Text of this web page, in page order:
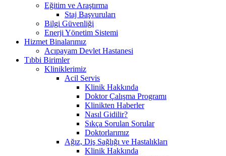
Eğitim ve Araştırma
Staj Başvuruları
Bilgi Güvenliği
Enerji Yönetim Sistemi
Hizmet Binalarımız
Acıpayam Devlet Hastanesi
Tıbbi Birimler
Kliniklerimiz
Acil Servis
Klinik Hakkında
Doktor Çalışma Programı
Klinikten Haberler
Nasıl Gidilir?
Sıkça Sorulan Sorular
Doktorlarımız
Ağız, Diş Sağlığı ve Hastalıkları
Klinik Hakkında